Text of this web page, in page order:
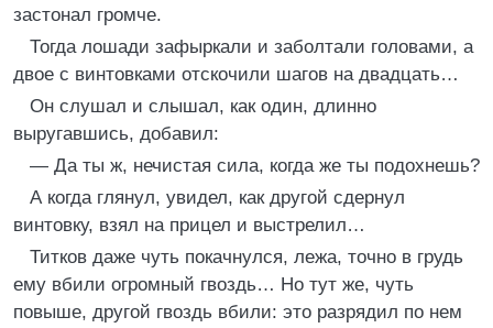
застонал громче.
Тогда лошади зафыркали и заболтали головами, а
двое с винтовками отскочили шагов на двадцать…
Он слушал и слышал, как один, длинно
выругавшись, добавил:
— Да ты ж, нечистая сила, когда же ты подохнешь?
А когда глянул, увидел, как другой сдернул
винтовку, взял на прицел и выстрелил…
Титков даже чуть покачнулся, лежа, точно в грудь
ему вбили огромный гвоздь… Но тут же, чуть
повыше, другой гвоздь вбили: это разрядил по нем